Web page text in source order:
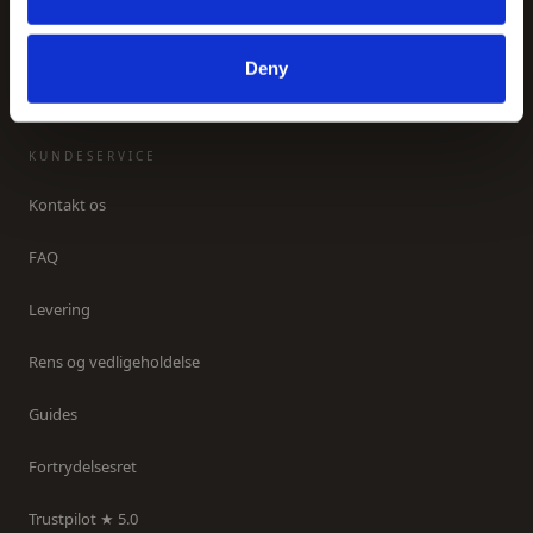
Deny
KUNDESERVICE
Kontakt os
FAQ
Levering
Rens og vedligeholdelse
Guides
Fortrydelsesret
Trustpilot ★ 5.0